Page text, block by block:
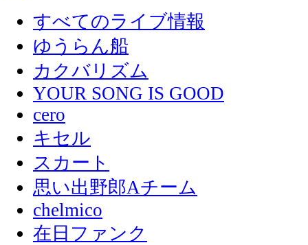
すべてのライブ情報
ゆうらん船
カクバリズム
YOUR SONG IS GOOD
cero
キセル
スカート
思い出野郎Aチーム
chelmico
在日ファンク